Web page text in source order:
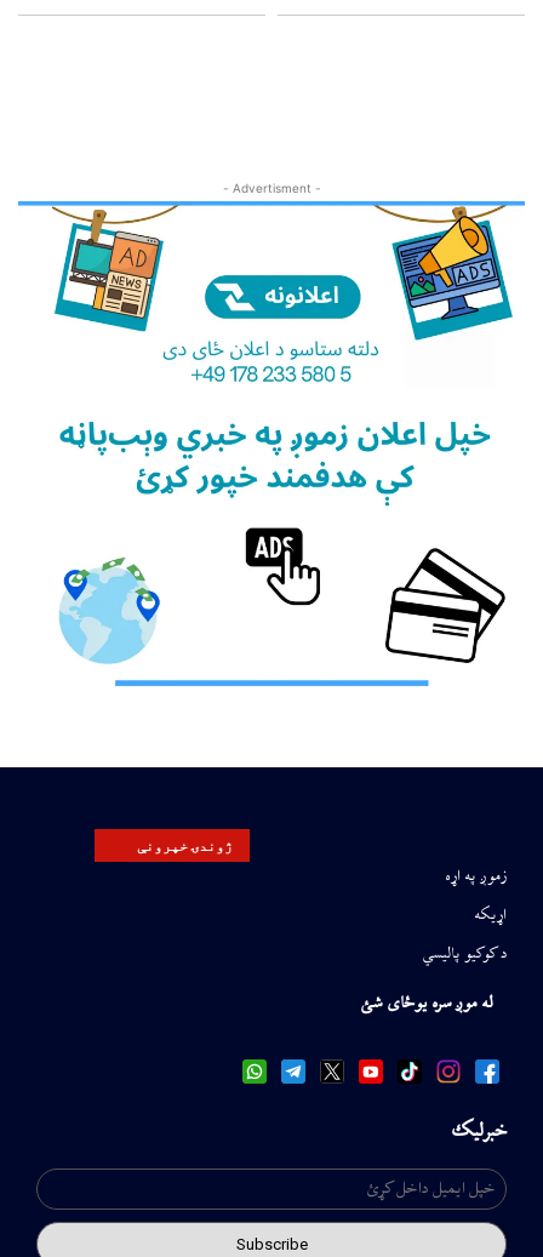
- Advertisment -
ژوندۍ خپرونې
زموږ په اړه
اړیکه
د کوکیو پالیسي
له موږ سره یوځای شئ
خبرلیک